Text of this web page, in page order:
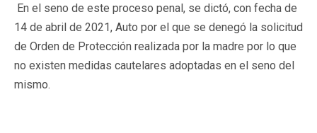
En el seno de este proceso penal, se dictó, con fecha de
14 de abril de 2021, Auto por el que se denegó la solicitud
de Orden de Protección realizada por la madre por lo que
no existen medidas cautelares adoptadas en el seno del
mismo.